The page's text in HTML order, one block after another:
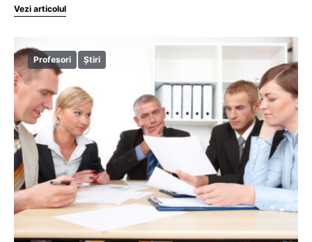
Vezi articolul
Profesori Știri